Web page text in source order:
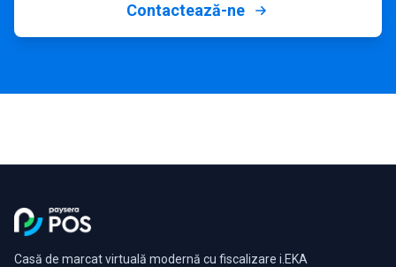
Contactează-ne
Casă de marcat virtuală modernă cu fiscalizare i.EKA